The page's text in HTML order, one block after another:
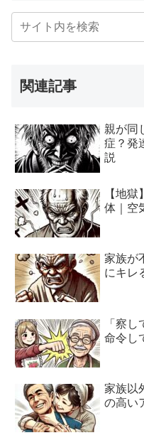
関連記事
親が同
症？発
説
【地
体｜空
家族が
にキレ
「察
命令し
家族以
の高い